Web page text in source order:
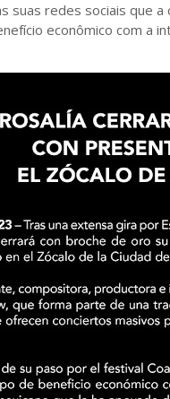
suas redes sociais que
econômico com a